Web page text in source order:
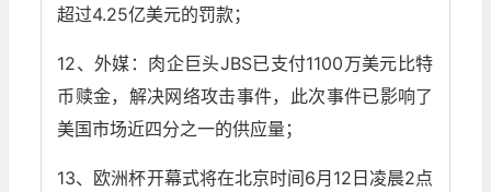
超过4.25亿美元的罚款；
12、外媒：肉企巨头JBS已支付1100万美元比特
币赎金，解决网络攻击事件，此次事件已影响了
美国市场近四分之一的供应量；
13、欧洲杯开幕式将在北京时间6月12日凌晨2点